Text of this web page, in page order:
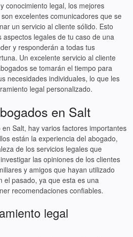
conocimiento legal, los mejores
excelentes comunicadores que se
un servicio al cliente sólido. Esto
aspectos legales de tu caso de una
y responderán a todas tus
Un excelente servicio al cliente
se tomarán el tiempo para
necesidades individuales, lo que les
legal personalizado.
en Salt
Salt, hay varios factores importantes
están la experiencia del abogado,
de los servicios legales que
las opiniones de los clientes
y amigos que hayan utilizado
el pasado, ya que esta es una
recomendaciones confiables.
legal